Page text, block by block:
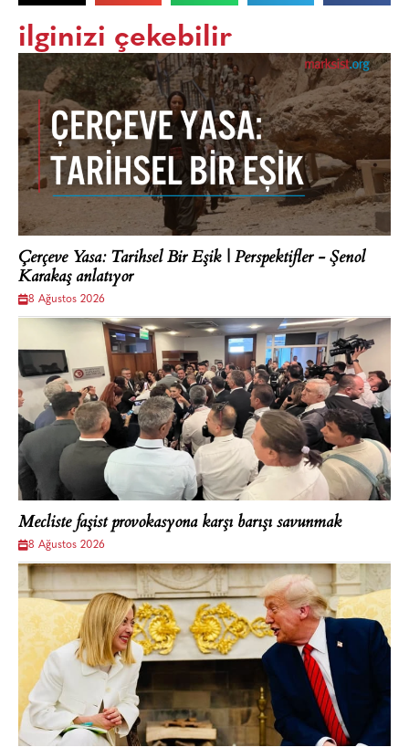
ilginizi çekebilir
Çerçeve Yasa: Tarihsel Bir Eşik | Perspektifler - Şenol
Karakaş anlatıyor
8 Ağustos 2026
Mecliste faşist provokasyona karşı barışı savunmak
8 Ağustos 2026